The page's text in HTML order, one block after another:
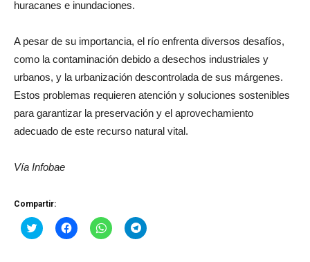
huracanes e inundaciones.
A pesar de su importancia, el río enfrenta diversos desafíos,
como la contaminación debido a desechos industriales y
urbanos, y la urbanización descontrolada de sus márgenes.
Estos problemas requieren atención y soluciones sostenibles
para garantizar la preservación y el aprovechamiento
adecuado de este recurso natural vital.
Vía Infobae
Compartir:
Haz
clic
Haz
clic
Haz
clic
Haz
clic